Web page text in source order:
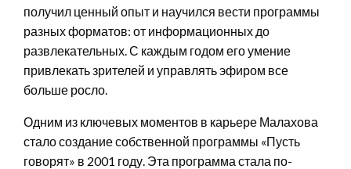
получил ценный опыт и научился вести программы
разных форматов: от информационных до
развлекательных. С каждым годом его умение
привлекать зрителей и управлять эфиром все
больше росло.
Одним из ключевых моментов в карьере Малахова
стало создание собственной программы «Пусть
говорят» в 2001 году. Эта программа стала по-